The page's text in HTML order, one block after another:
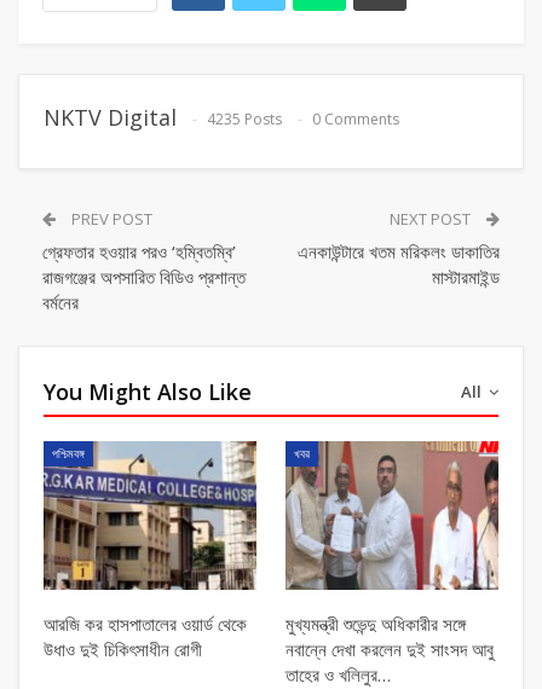
NKTV Digital 4235 Posts 0 Comments
PREV POST
গ্রেফতার হওয়ার পরও ‘হম্বিতম্বি’
রাজগঞ্জের অপসারিত বিডিও প্রশান্ত
বর্মনের
NEXT POST
এনকাউন্টারে খতম মরিকলং ডাকাতির
মাস্টারমাইন্ড
All
You Might Also Like
পশ্চিমবঙ্গ
আরজি কর হাসপাতালের ওয়ার্ড থেকে
উধাও দুই চিকিৎসাধীন রোগী
খবর
মুখ্যমন্ত্রী শুভেন্দু অধিকারীর সঙ্গে
নবান্নে দেখা করলেন দুই সাংসদ আবু
তাহের ও খলিলুর…